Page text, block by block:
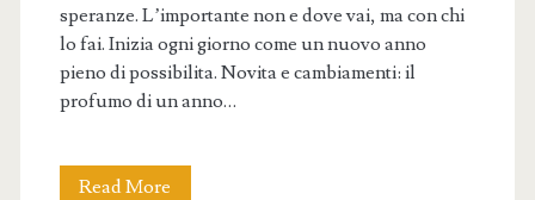
speranze. L’importante non e dove vai, ma con chi
lo fai. Inizia ogni giorno come un nuovo anno
pieno di possibilita. Novita e cambiamenti: il
profumo di un anno…
Read More